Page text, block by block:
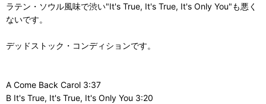
ラテン・ソウル風味で渋い"It's True, It's True, It's Only You"も悪く
ないです。
デッドストック・コンディションです。
A Come Back Carol 3:37
B It's True, It's True, It's Only You 3:20